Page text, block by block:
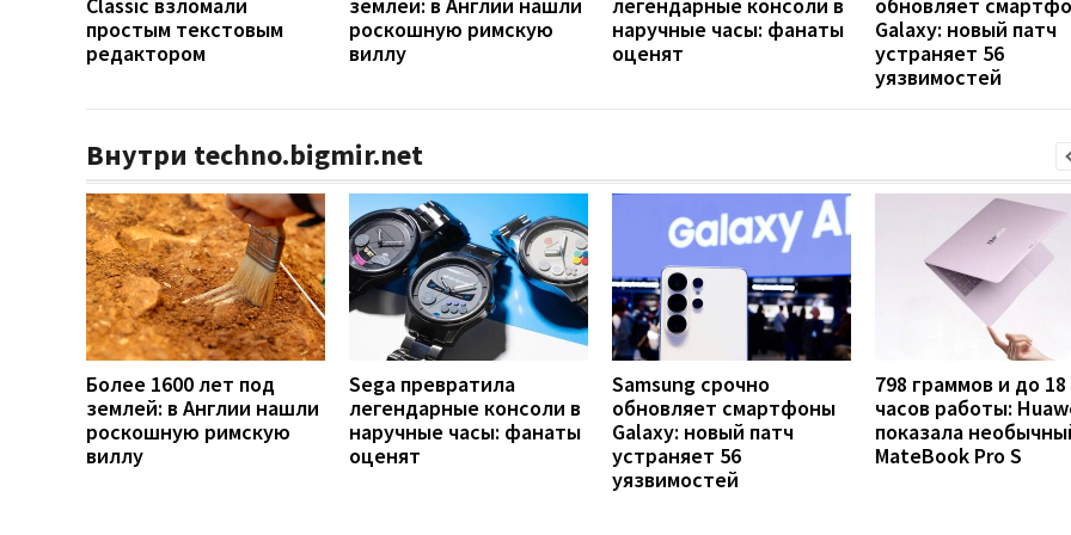
простым текстовым
редактором
роскошную римскую
виллу
наручные часы: фанаты
оценят
Galaxy: новый патч
устраняет 56
уязвимостей
Внутри techno.bigmir.net
Более 1600 лет под
землей: в Англии нашли
роскошную римскую
виллу
Sega превратила
легендарные консоли в
наручные часы: фанаты
оценят
Samsung срочно
обновляет смартфоны
Galaxy: новый патч
устраняет 56
уязвимостей
798 граммов и до 18
часов работы:
показала
MateBook Pro S